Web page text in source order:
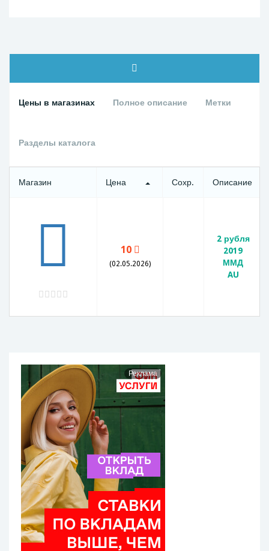
Цены в магазинах Полное описание Метки
Разделы каталога
Магазин Цена Сохр. Описание
10
(02.05.2026)
2 рубля
2019
ММД
AU
Реклама